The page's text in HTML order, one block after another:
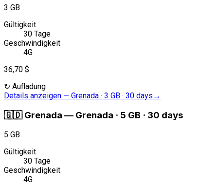
3 GB
Gültigkeit
30 Tage
Geschwindigkeit
4G
36,70 $
↻ Aufladung
Details anzeigen — Grenada · 3 GB · 30 days →
🇬🇩 Grenada — Grenada · 5 GB · 30 days
5 GB
Gültigkeit
30 Tage
Geschwindigkeit
4G